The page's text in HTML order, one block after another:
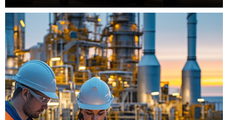
w parze z wysoką jakością i filozofią „100% naturalnego
smak...